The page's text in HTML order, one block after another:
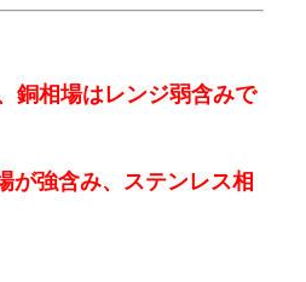
銅相場はレンジ弱含みで
が強含み、ステンレス相